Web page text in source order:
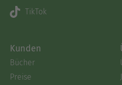
TikTok
Kunden
Bücher
Preise